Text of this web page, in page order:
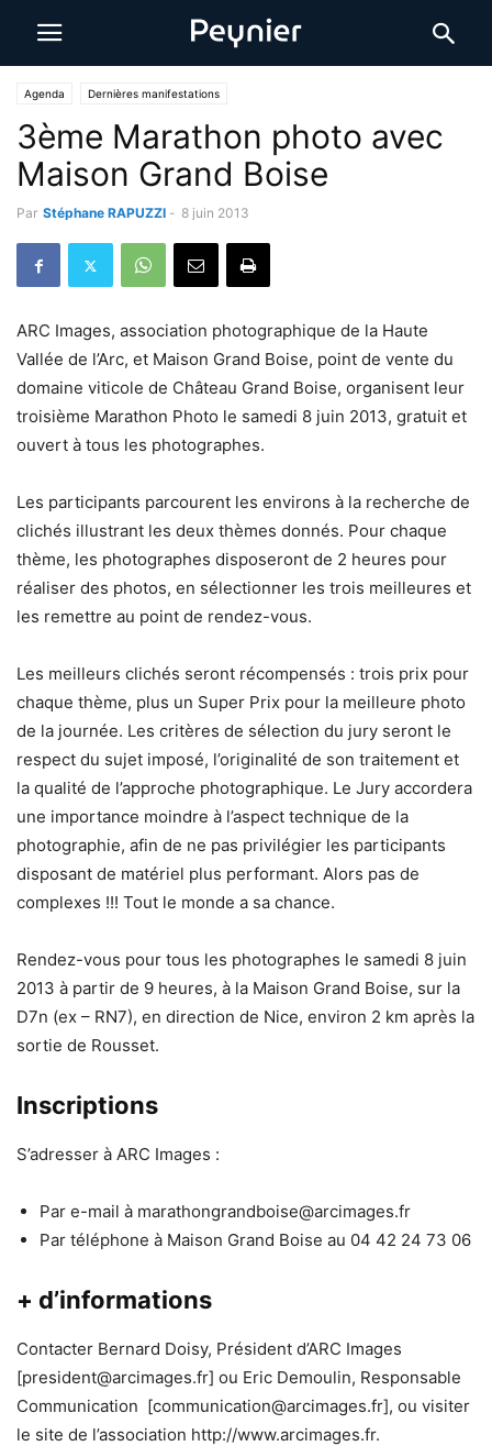
Agenda Dernières manifestations
3ème Marathon photo avec
Maison Grand Boise
Par Stéphane RAPUZZI - 8 juin 2013
ARC Images, association photographique de la Haute
Vallée de l’Arc, et Maison Grand Boise, point de vente du
domaine viticole de Château Grand Boise, organisent leur
troisième Marathon Photo le samedi 8 juin 2013, gratuit et
ouvert à tous les photographes.
Les participants parcourent les environs à la recherche de
clichés illustrant les deux thèmes donnés. Pour chaque
thème, les photographes disposeront de 2 heures pour
réaliser des photos, en sélectionner les trois meilleures et
les remettre au point de rendez-vous.
Les meilleurs clichés seront récompensés : trois prix pour
chaque thème, plus un Super Prix pour la meilleure photo
de la journée. Les critères de sélection du jury seront le
respect du sujet imposé, l’originalité de son traitement et
la qualité de l’approche photographique. Le Jury accordera
une importance moindre à l’aspect technique de la
photographie, afin de ne pas privilégier les participants
disposant de matériel plus performant. Alors pas de
complexes !!! Tout le monde a sa chance.
Rendez-vous pour tous les photographes le samedi 8 juin
2013 à partir de 9 heures, à la Maison Grand Boise, sur la
D7n (ex – RN7), en direction de Nice, environ 2 km après la
sortie de Rousset.
Inscriptions
S’adresser à ARC Images :
Par e-mail à marathongrandboise@arcimages.fr
Par téléphone à Maison Grand Boise au 04 42 24 73 06
+ d’informations
Contacter Bernard Doisy, Président d’ARC Images
[president@arcimages.fr] ou Eric Demoulin, Responsable
Communication [communication@arcimages.fr], ou visiter
le site de l’association http://www.arcimages.fr.